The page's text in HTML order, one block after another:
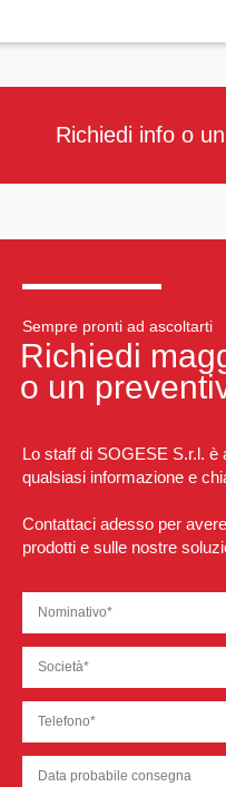
Richiedi info o
Sempre pronti ad ascoltarti
Richiedi
o un
Lo staff di SOGESE S.r.l. è
qualsiasi informazione e
Contattaci adesso per
prodotti e sulle nostre